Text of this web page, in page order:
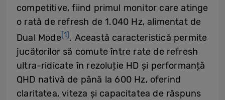
competitive, fiind primul monitor care atinge
o rată de refresh de 1.040 Hz, alimentat de
Dual Mode[1]. Această caracteristică permite
jucătorilor să comute între rate de refresh
ultra-ridicate în rezoluție HD și performanță
QHD nativă de până la 600 Hz, oferind
claritatea, viteza și capacitatea de răspuns